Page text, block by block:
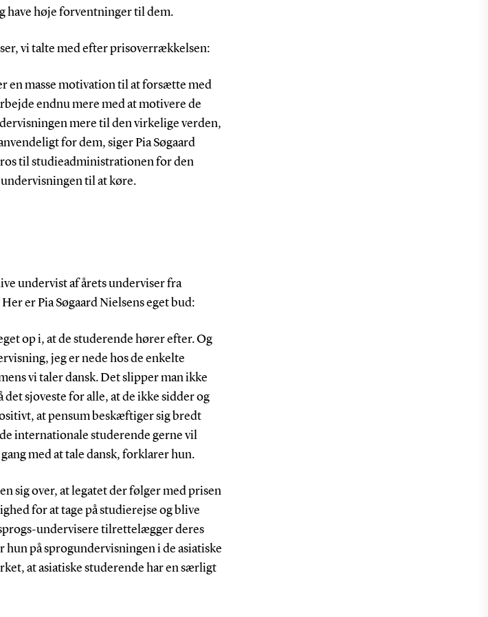
have høje forventninger til dem.
vi talte med efter prisoverrækkelsen:
en masse motivation til at forsætte med
endnu mere med at motivere de
mere til den virkelige verden,
for dem, siger Pia Søgaard
til studieadministrationen for den
til at køre.
undervist af årets underviser fra
er Pia Søgaard Nielsens eget bud:
op i, at de studerende hører efter. Og
jeg er nede hos de enkelte
vi taler dansk. Det slipper man ikke
sjoveste for alle, at de ikke sidder og
at pensum beskæftiger sig bredt
internationale studerende gerne vil
med at tale dansk, forklarer hun.
sig over, at legatet der følger med prisen
for at tage på studierejse og blive
undervisere tilrettelægger deres
på sprogundervisningen i de asiatiske
at asiatiske studerende har en særligt